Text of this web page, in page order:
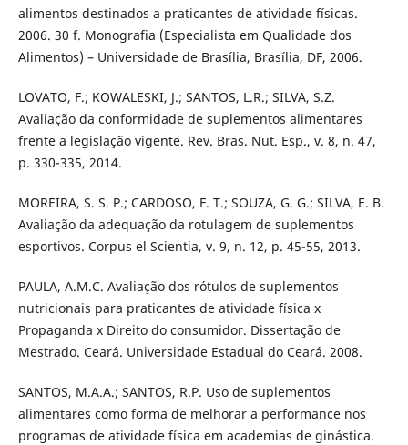
alimentos destinados a praticantes de atividade físicas.
2006. 30 f. Monografia (Especialista em Qualidade dos
Alimentos) – Universidade de Brasília, Brasília, DF, 2006.
LOVATO, F.; KOWALESKI, J.; SANTOS, L.R.; SILVA, S.Z.
Avaliação da conformidade de suplementos alimentares
frente a legislação vigente. Rev. Bras. Nut. Esp., v. 8, n. 47,
p. 330-335, 2014.
MOREIRA, S. S. P.; CARDOSO, F. T.; SOUZA, G. G.; SILVA, E. B.
Avaliação da adequação da rotulagem de suplementos
esportivos. Corpus el Scientia, v. 9, n. 12, p. 45-55, 2013.
PAULA, A.M.C. Avaliação dos rótulos de suplementos
nutricionais para praticantes de atividade física x
Propaganda x Direito do consumidor. Dissertação de
Mestrado. Ceará. Universidade Estadual do Ceará. 2008.
SANTOS, M.A.A.; SANTOS, R.P. Uso de suplementos
alimentares como forma de melhorar a performance nos
programas de atividade física em academias de ginástica.